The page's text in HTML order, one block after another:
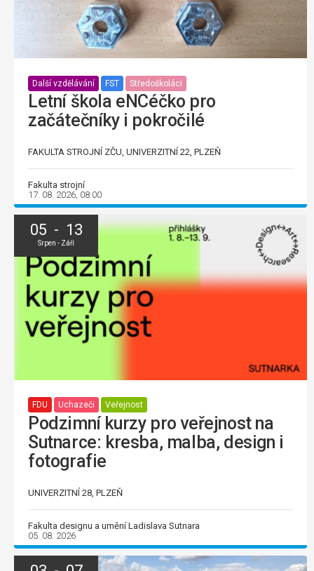
Další vzdělávání FST Středoškoláci
Letní škola eNCéčko pro
začátečníky i pokročilé
FAKULTA STROJNÍ ZČU, UNIVERZITNÍ 22, PLZEŇ
Fakulta strojní
17. 08. 2026, 08:00
05 - 13
Srpen - Září
FDU Uchazeči Veřejnost
Podzimní kurzy pro veřejnost na
Sutnarce: kresba, malba, design i
fotografie
UNIVERZITNÍ 28, PLZEŇ
Fakulta designu a umění Ladislava Sutnara
05. 08. 2026